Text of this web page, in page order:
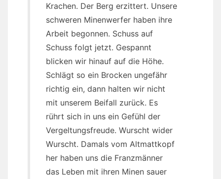
Krachen. Der Berg erzittert. Unsere
schweren Minenwerfer haben ihre
Arbeit begonnen. Schuss auf
Schuss folgt jetzt. Gespannt
blicken wir hinauf auf die Höhe.
Schlägt so ein Brocken ungefähr
richtig ein, dann halten wir nicht
mit unserem Beifall zurück. Es
rührt sich in uns ein Gefühl der
Vergeltungsfreude. Wurscht wider
Wurscht. Damals vom Altmattkopf
her haben uns die Franzmänner
das Leben mit ihren Minen sauer